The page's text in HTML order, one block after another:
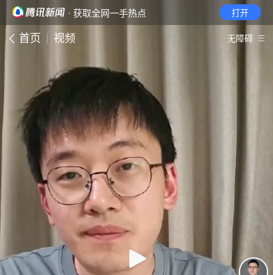
· 获取全网一手热点 打开
首页 视频 无障碍